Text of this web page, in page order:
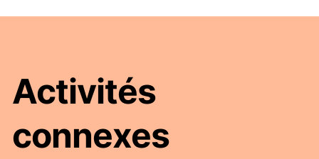
Activités
connexes